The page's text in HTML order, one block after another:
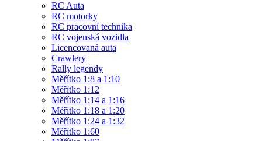
RC Auta
RC motorky
RC pracovní technika
RC vojenská vozidla
Licencovaná auta
Crawlery
Rally legendy
Měřítko 1:8 a 1:10
Měřítko 1:12
Měřítko 1:14 a 1:16
Měřítko 1:18 a 1:20
Měřítko 1:24 a 1:32
Měřítko 1:60